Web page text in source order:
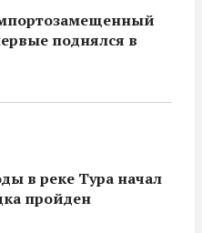
поднялся в
в реке Тура начал
пройден